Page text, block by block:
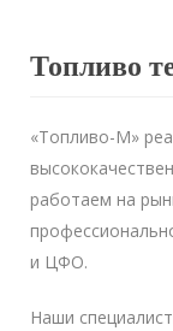
Топливо
«Топливо-М»
работаем на
и ЦФО.
Наши